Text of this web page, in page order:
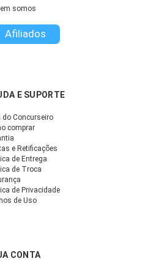
somos
Afiliados
E SUPORTE
do Concurseiro
comprar
e Retificações
de Entrega
de Troca
de Privacidade
de Uso
CONTA